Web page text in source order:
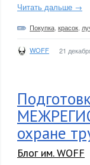
Читать дальше →
Покупка красок
WOFF 21
охране
Блог им. WOFF